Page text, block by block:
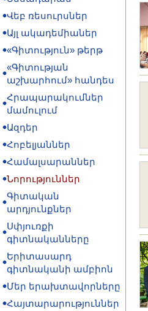
Վեբ ռեսուրսներ
Այլ ակադեմիաներ
«Գիտություն» թերթ
«Գիտության
աշխարհում» հանդես
Հրապարակումներ
մամուլում
Ազդեր
Հոբելյաններ
Համալսարաններ
Նորություններ
Գիտական
արդյունքներ
Սփյուռքի
գիտնականները
Երիտասարդ
գիտնականի ամբիոն
Մեր երախտավորները
Հայտարարություններ